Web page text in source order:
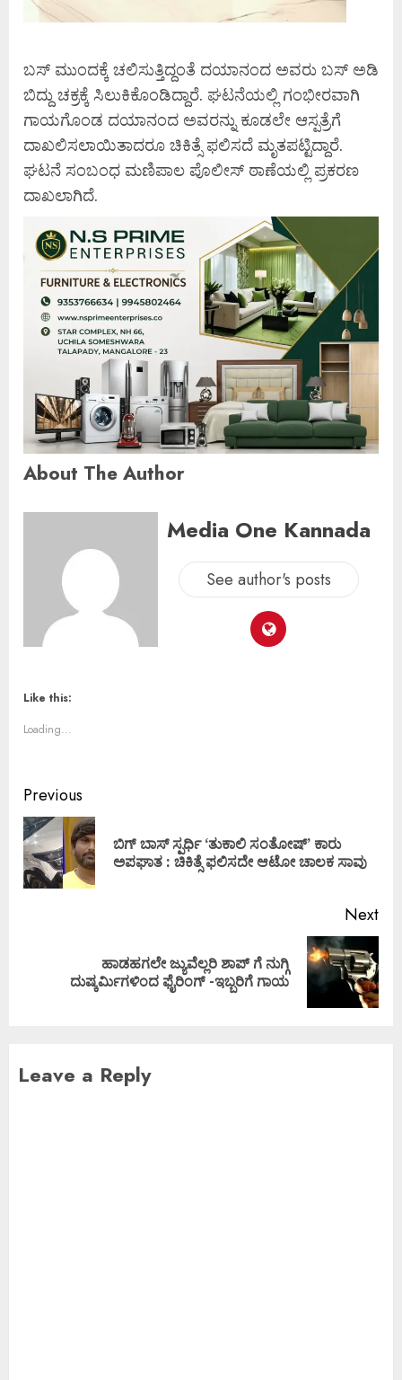
ಬಸ್ ಮುಂದಕ್ಕೆ ಚಲಿಸುತ್ತಿದ್ದಂತೆ ದಯಾನಂದ ಅವರು ಬಸ್ ಅಡಿ
ಬಿದ್ದು ಚಕ್ರಕ್ಕೆ ಸಿಲುಕಿಕೊಂಡಿದ್ದಾರೆ. ಘಟನೆಯಲ್ಲಿ ಗಂಭೀರವಾಗಿ
ಗಾಯಗೊಂಡ ದಯಾನಂದ ಅವರನ್ನು ಕೂಡಲೇ ಆಸ್ಪತ್ರೆಗೆ
ದಾಖಲಿಸಲಾಯಿತಾದರೂ ಚಿಕಿತ್ಸೆ ಫಲಿಸದೆ ಮೃತಪಟ್ಟಿದ್ದಾರೆ.
ಘಟನೆ ಸಂಬಂಧ ಮಣಿಪಾಲ ಪೊಲೀಸ್ ಠಾಣೆಯಲ್ಲಿ ಪ್ರಕರಣ
ದಾಖಲಾಗಿದೆ.
About The Author
Media One Kannada
See author's posts
Like this:
Loading...
Previous
ಬಿಗ್ ಬಾಸ್ ಸ್ಪರ್ಧಿ ‘ತುಕಾಲಿ ಸಂತೋಷ್’ ಕಾರು
ಅಪಘಾತ : ಚಿಕಿತ್ಸೆ ಫಲಿಸದೇ ಆಟೋ ಚಾಲಕ ಸಾವು
Next
ಹಾಡಹಗಲೇ ಜ್ಯುವೆಲ್ಲರಿ ಶಾಪ್ ಗೆ ನುಗ್ಗಿ
ದುಷ್ಕರ್ಮಿಗಳಿಂದ ಫೈರಿಂಗ್ -ಇಬ್ಬರಿಗೆ ಗಾಯ
Leave a Reply